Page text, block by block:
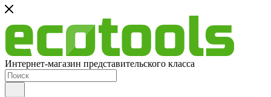
Интернет-магазин представительского класса